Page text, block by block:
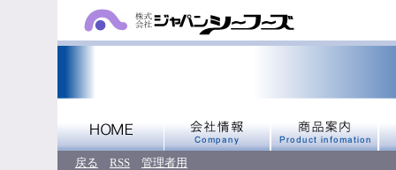
戻る RSS 管理者用